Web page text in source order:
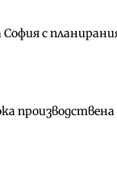
с
придобиване
план за
оценки на